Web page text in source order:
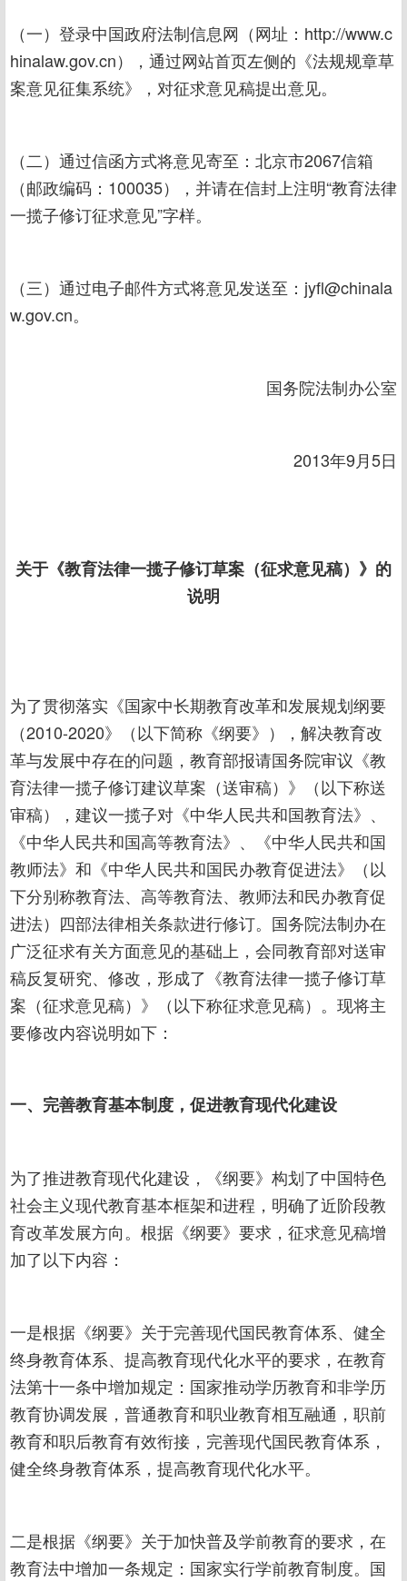
（一）登录中国政府法制信息网（网址：http://www.c
hinalaw.gov.cn），通过网站首页左侧的《法规规章草
案意见征集系统》，对征求意见稿提出意见。
（二）通过信函方式将意见寄至：北京市2067信箱
（邮政编码：100035），并请在信封上注明“教育法律
一揽子修订征求意见”字样。
（三）通过电子邮件方式将意见发送至：jyfl@chinala
w.gov.cn。
国务院法制办公室
2013年9月5日
关于《教育法律一揽子修订草案（征求意见稿）》的
说明
为了贯彻落实《国家中长期教育改革和发展规划纲要
（2010-2020》（以下简称《纲要》），解决教育改
革与发展中存在的问题，教育部报请国务院审议《教
育法律一揽子修订建议草案（送审稿）》（以下称送
审稿），建议一揽子对《中华人民共和国教育法》、
《中华人民共和国高等教育法》、《中华人民共和国
教师法》和《中华人民共和国民办教育促进法》（以
下分别称教育法、高等教育法、教师法和民办教育促
进法）四部法律相关条款进行修订。国务院法制办在
广泛征求有关方面意见的基础上，会同教育部对送审
稿反复研究、修改，形成了《教育法律一揽子修订草
案（征求意见稿）》（以下称征求意见稿）。现将主
要修改内容说明如下：
一、完善教育基本制度，促进教育现代化建设
为了推进教育现代化建设，《纲要》构划了中国特色
社会主义现代教育基本框架和进程，明确了近阶段教
育改革发展方向。根据《纲要》要求，征求意见稿增
加了以下内容：
一是根据《纲要》关于完善现代国民教育体系、健全
终身教育体系、提高教育现代化水平的要求，在教育
法第十一条中增加规定：国家推动学历教育和非学历
教育协调发展，普通教育和职业教育相互融通，职前
教育和职后教育有效衔接，完善现代国民教育体系，
健全终身教育体系，提高教育现代化水平。
二是根据《纲要》关于加快普及学前教育的要求，在
教育法中增加一条规定：国家实行学前教育制度。国